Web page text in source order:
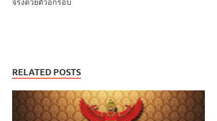
RELATED POSTS